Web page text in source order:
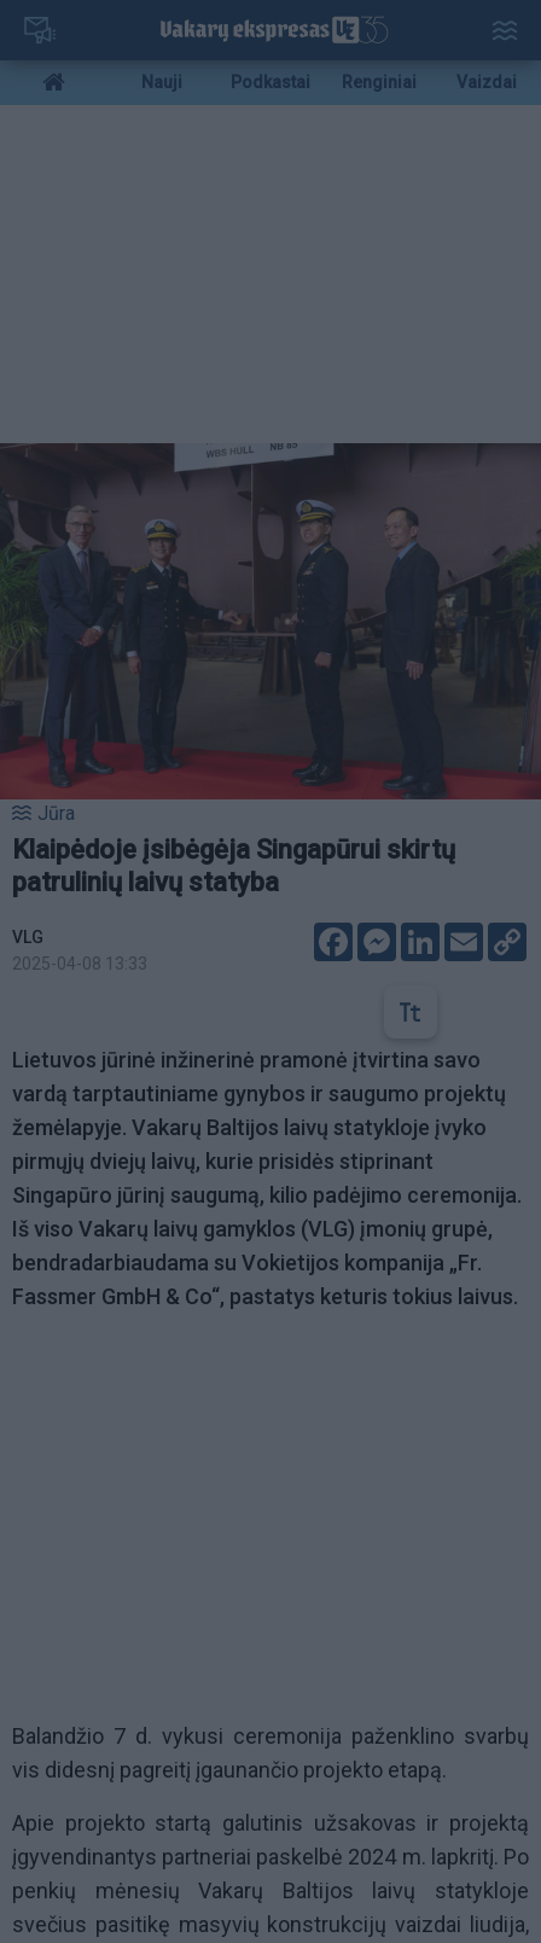
Pereiti
pagrindinį
turinį
Mobile
menu
Nauji Podkastai Renginiai Vaizdai
Jūra
Klaipėdoje įsibėgėja Singapūrui skirtų
patrulinių laivų statyba
VLG
2025-04-08 13:33
FacebookMessenger
LinkedIn
Email
Lietuvos jūrinė inžinerinė pramonė įtvirtina savo
vardą tarptautiniame gynybos ir saugumo projektų
žemėlapyje. Vakarų Baltijos laivų statykloje įvyko
pirmųjų dviejų laivų, kurie prisidės stiprinant
Singapūro jūrinį saugumą, kilio padėjimo ceremonija.
Iš viso Vakarų laivų gamyklos (VLG) įmonių grupė,
bendradarbiaudama su Vokietijos kompanija „Fr.
Fassmer GmbH & Co“, pastatys keturis tokius laivus.
Balandžio 7 d. vykusi ceremonija paženklino svarbų
vis didesnį pagreitį įgaunančio projekto etapą.
Apie projekto startą galutinis užsakovas ir projektą
įgyvendinantys partneriai paskelbė 2024 m. lapkritį. Po
penkių mėnesių Vakarų Baltijos laivų statykloje
svečius pasitikę masyvių konstrukcijų vaizdai liudija,